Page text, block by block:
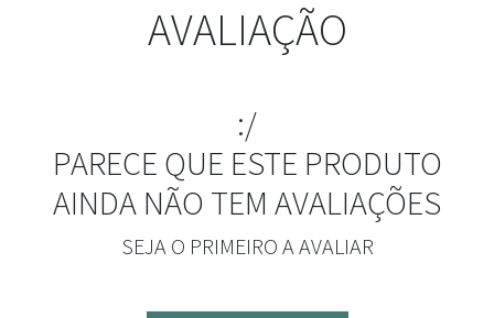
AVALIAÇÃO
:/
PARECE QUE ESTE PRODUTO
AINDA NÃO TEM AVALIAÇÕES
SEJA O PRIMEIRO A AVALIAR